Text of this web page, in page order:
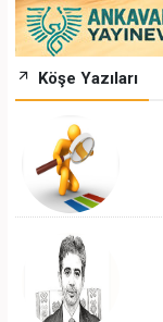
Köşe Yazıları